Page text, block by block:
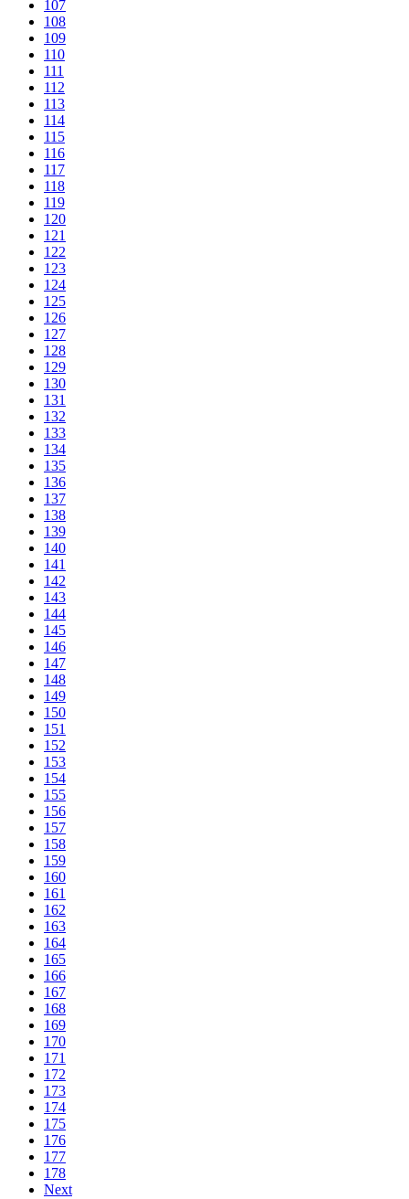
107
108
109
110
111
112
113
114
115
116
117
118
119
120
121
122
123
124
125
126
127
128
129
130
131
132
133
134
135
136
137
138
139
140
141
142
143
144
145
146
147
148
149
150
151
152
153
154
155
156
157
158
159
160
161
162
163
164
165
166
167
168
169
170
171
172
173
174
175
176
177
178
Next